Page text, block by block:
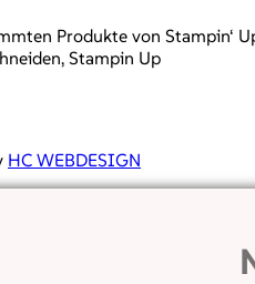
Produkte von Stampin‘
Stampin Up
HC WEBDESIGN